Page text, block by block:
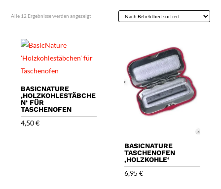
Alle 12 Ergebnisse werden angezeigtNach
BASICNATURE
‚HOLZKOHLESTÄBCHE
N‘ FÜR
TASCHENOFEN
4,50€
BASICNATURE
TASCHENOFEN
‚HOLZKOHLE‘
6,95€